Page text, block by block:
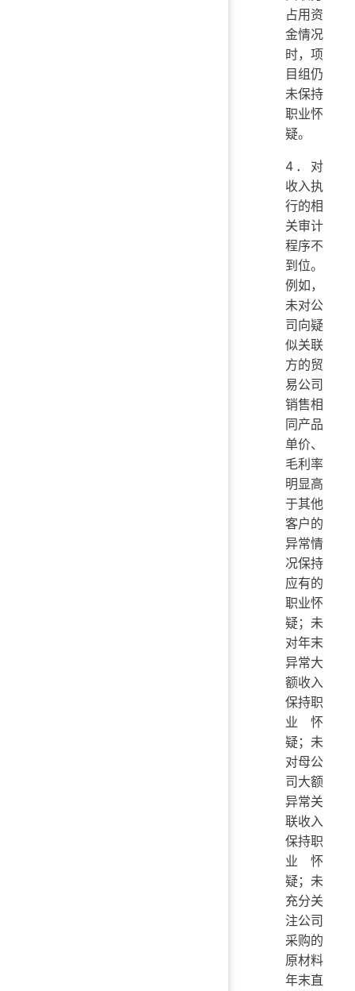
占用资
金情况
时，项
目组仍
未保持
职业怀
疑。
4．对
收入执
行的相
关审计
程序不
到位。
例如，
未对公
司向疑
似关联
方的贸
易公司
销售相
同产品
单价、
毛利率
明显高
于其他
客户的
异常情
况保持
应有的
职业怀
疑；未
对年末
异常大
额收入
保持职
业怀
疑；未
对母公
司大额
异常关
联收入
保持职
业怀
疑；未
充分关
注公司
采购的
原材料
年末直